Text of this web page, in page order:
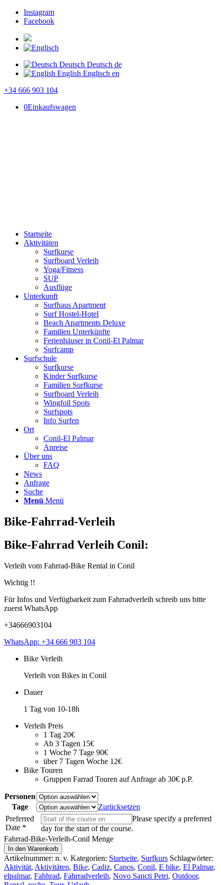
Instagram
Facebook
Deutsch Deutsch de
English Englisch en
+34 666 903 104
0Einkaufswagen
Startseite
Aktivitäten
Surfkurse
Surfboard Verleih
Yoga/Fitness
SUP
Ausflüge
Unterkunft
Surfhaus Apartment
Surf Hostel-Hotel
Beach Apartments Deluxe
Familien Unterkünfte
Ferienhäuser in Conil-El Palmar
Surfcamp
Surfschule
Surfkurse
Kinder Surfkurse
Familien Surfkurse
Surfboard Verleih
Wingfoil Spots
Surfspots
Info Surfen
Ort
Conil-El Palmar
Anreise
Über uns
FAQ
News
Anfrage
Suche
Menü Menü
Bike-Fahrrad-Verleih
Bike-Fahrrad Verleih Conil:
Verleih vom Fahrrad-Bike Rental in Conil
Wichtig !!
Für Infos und Verfügbarkeit zum Fahrradverleih schreib uns bitte
zuerst WhatsApp
+34666903104
WhatsApp: +34 666 903 104
Bike Verleih
Verleih von Bikes in Conil
Dauer
1 Tag von 10-18h
Verleih Preis
1 Tag 20€
Ab 3 Tagen 15€
1 Woche 7 Tage 90€
über 7 Tagen Woche 12€
Bike Touren
Gruppen Farrad Touren auf Anfrage ab 30€ p.P.
Personen
Tage
Zurücksetzen
Preferred
Date *
Please specify a preferred
day for the start of the course.
Fahrrad-Bike-Verleih-Conil Menge
In den Warenkorb
Artikelnummer: n. v. Kategorien: Startseite, Surfkurs Schlagwörter:
Aktivität, Aktivitäten, Bike, Cadiz, Canos, Conil, E bike, El Palmar,
elpalmar, Fahhrad, Fahrradverleih, Novo Sancti Petri, Outdoor,